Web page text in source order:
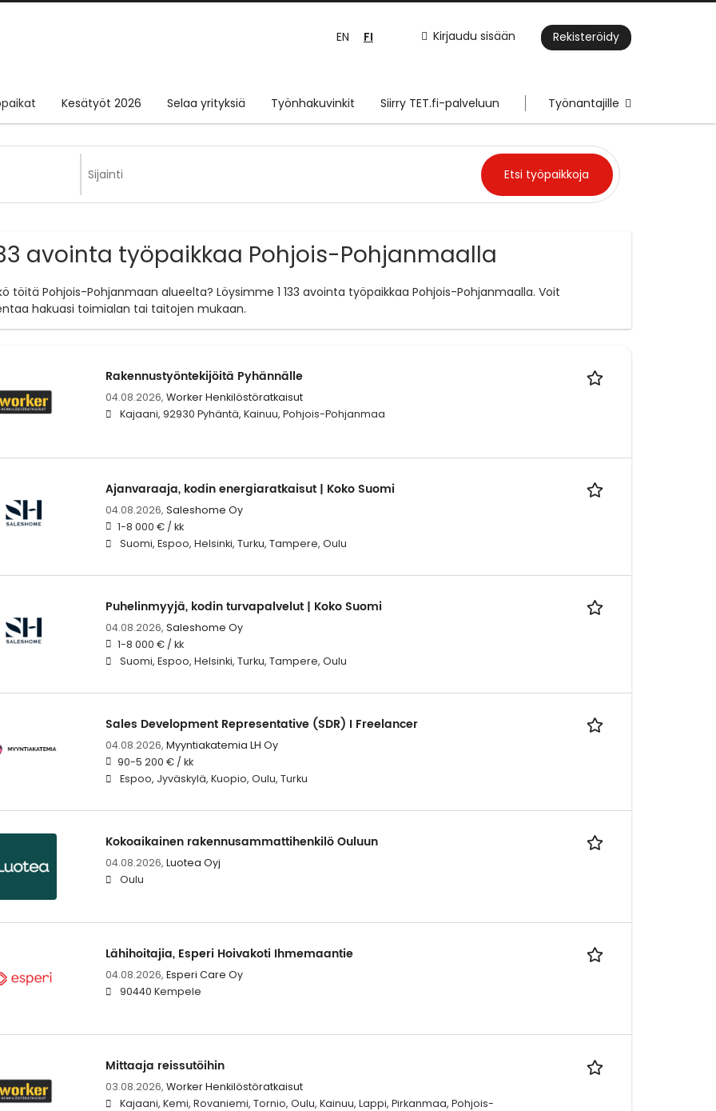
Kirjaudu sisään Rekisteröidy
EN FI
Kesätyöt 2026 Selaa yrityksiä Työnhakuvinkit Siirry TET.fi-palveluun Työnantajille
avointa työpaikkaa Pohjois-Pohjanmaalla
töitä Pohjois-Pohjanmaan alueelta? Löysimme 1 133 avointa työpaikkaa Pohjois-Pohjanmaalla. Voit
hakuasi toimialan tai taitojen mukaan.
Rakennustyöntekijöitä Pyhännälle
04.08.2026, Worker Henkilöstöratkaisut
Kajaani, 92930 Pyhäntä, Kainuu, Pohjois-Pohjanmaa
Ajanvaraaja, kodin energiaratkaisut | Koko Suomi
04.08.2026, Saleshome Oy
1-8 000 € / kk
Suomi, Espoo, Helsinki, Turku, Tampere, Oulu
Puhelinmyyjä, kodin turvapalvelut | Koko Suomi
04.08.2026, Saleshome Oy
1-8 000 € / kk
Suomi, Espoo, Helsinki, Turku, Tampere, Oulu
Sales Development Representative (SDR) I Freelancer
04.08.2026, Myyntiakatemia LH Oy
90-5 200 € / kk
Espoo, Jyväskylä, Kuopio, Oulu, Turku
Kokoaikainen rakennusammattihenkilö Ouluun
04.08.2026, Luotea Oyj
Oulu
Lähihoitajia, Esperi Hoivakoti Ihmemaantie
04.08.2026, Esperi Care Oy
90440 Kempele
Mittaaja reissutöihin
03.08.2026, Worker Henkilöstöratkaisut
Kajaani, Kemi, Rovaniemi, Tornio, Oulu, Kainuu, Lappi, Pirkanmaa, Pohjois-